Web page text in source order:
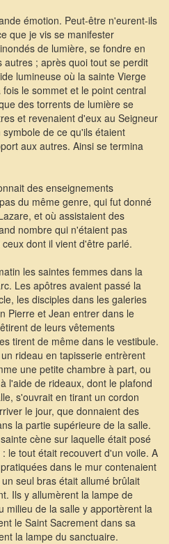
émotion. Peut-être n'eurent-ils
que je vis se manifester
de lumière, se fondre en
; après quoi tout se perdit
lumineuse où la sainte Vierge
le sommet et le point central
des torrents de lumière se
et revenaient d'eux au Seigneur
de ce qu'ils étaient
aux autres. Ainsi se termina
des enseignements
du même genre, qui fut donné
et où assistaient des
nombre qui n'étaient pas
dont il vient d'être parlé.
les saintes femmes dans la
Les apôtres avaient passé la
les disciples dans les galeries
Pierre et Jean entrer dans le
de leurs vêtements
tirent de même dans le vestibule.
rideau en tapisserie entrèrent
une petite chambre à part, ou
l'aide de rideaux, dont le plafond
s'ouvrait en tirant un cordon
le jour, que donnaient des
la partie supérieure de la salle.
cène sur laquelle était posé
le tout était recouvert d'un voile. A
dans le mur contenaient
seul bras était allumé brûlait
Ils y allumèrent la lampe de
milieu de la salle y apportèrent la
le Saint Sacrement dans sa
la lampe du sanctuaire.